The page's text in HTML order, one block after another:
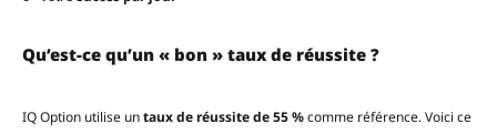
Qu’est-ce qu’un « bon » taux de réussite ?
IQ Option utilise untaux de réussite de 55 %comme référence. Voici ce